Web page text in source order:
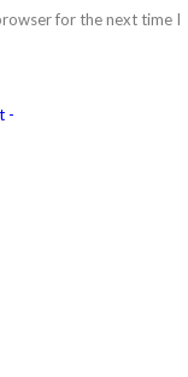
for the next time I